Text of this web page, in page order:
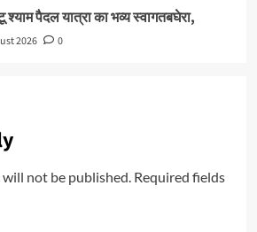
श्याम पैदल यात्रा का भव्य स्वागतबघेरा,
2026 0
not be published. Required fields